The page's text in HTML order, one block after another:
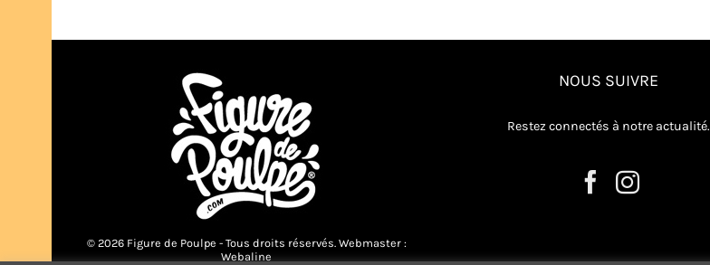
© 2026 Figure de Poulpe - Tous droits réservés. Webmaster :
Webaline
NOUS SUIVRE
Restez connectés à notre actualité.